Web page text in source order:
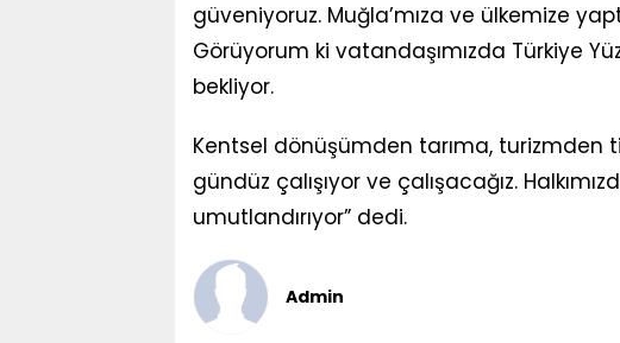
güveniyoruz. Muğla’mıza ve ülkemize
Görüyorum ki vatandaşımızda Türkiye
bekliyor.
Kentsel dönüşümden tarıma, turizmden
gündüz çalışıyor ve çalışacağız.
umutlandırıyor” dedi.
Admin